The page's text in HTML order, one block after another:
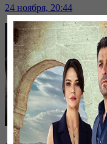
24 ноября, 20:44